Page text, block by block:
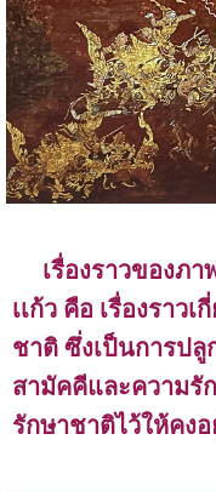
เรื่องราวของภา
เเก้ว คือ เรื่องราว
ชาติ ซึ่งเป็นการป
สามัคคีและความรั
รักษาชาติไว้ให้คง